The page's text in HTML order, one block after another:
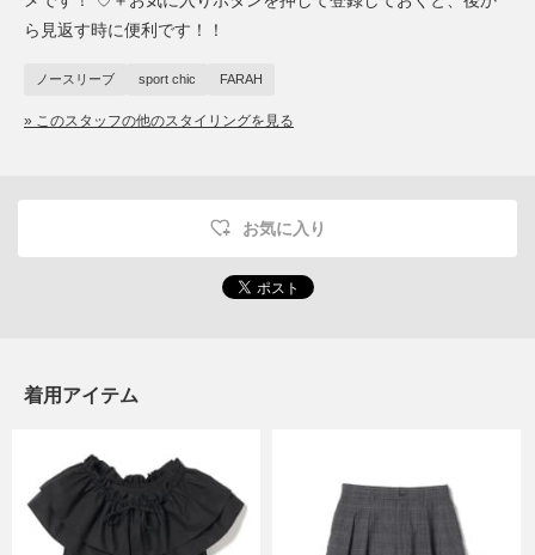
ら見返す時に便利です！！
ノースリーブ sport chic FARAH
» このスタッフの他のスタイリングを見る
お気に入り
着用アイテム